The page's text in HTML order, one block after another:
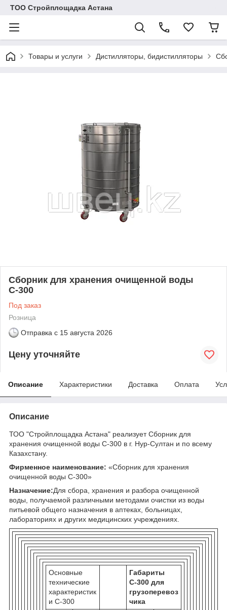
ТОО Стройплощадка Астана
Товары и услуги Дистилляторы, бидистилляторы
Сборник для хранения очищенной воды
С-300
Под заказ
Розница
Отправка с 15 августа 2026
Цену уточняйте
Описание Характеристики Доставка Оплата
Описание
ТОО "Стройплощадка Астана" реализует Сборник для
хранения очищенной воды С-300 в г. Нур-Султан и по всему
Казахстану.
Фирменное наименование: «Сборник для хранения
очищенной воды С-300»
Назначение:Для сбора, хранения и разбора очищенной
воды, получаемой различными методами очистки из воды
питьевой общего назначения в аптеках, больницах,
лабораториях и других медицинских учреждениях.
Основные
технические
характеристик
и С-300
Габариты
С-300 для
грузоперевоз
чика